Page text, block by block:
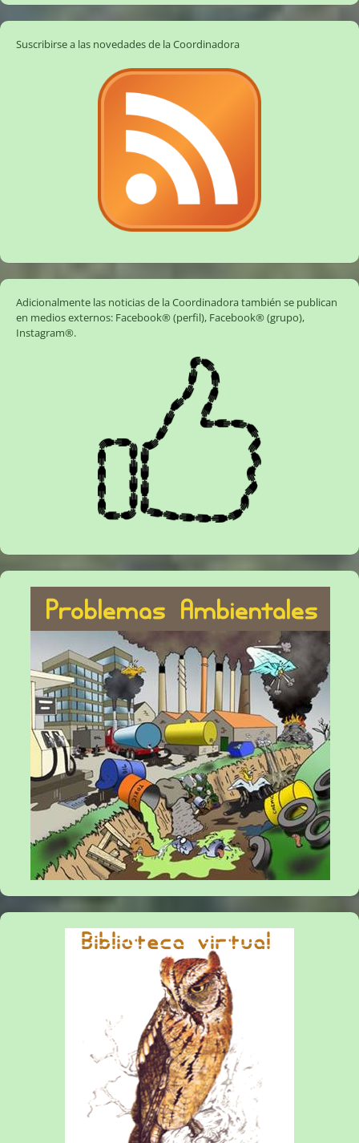
Suscribirse a las novedades de la Coordinadora
Adicionalmente las noticias de la Coordinadora también se publican
en medios externos: Facebook® (perfil), Facebook® (grupo),
Instagram®.